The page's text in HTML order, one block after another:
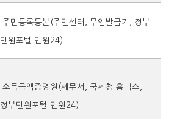
주민등록등본(주민센터, 무인발급기, 정부
민원포털 민원24)
소득금액증명원(세무서, 국세청 홈택스,
정부민원포털 민원24)